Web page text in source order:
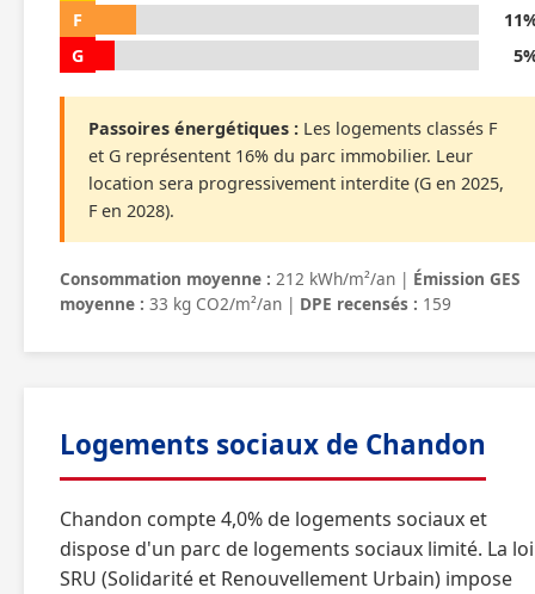
F
G
Passoires énergétiques : Les logements classés F
et G représentent 16% du parc immobilier. Leur
location sera progressivement interdite (G en 2025,
F en 2028).
Consommation moyenne : 212 kWh/m²/an | Émission GES
moyenne : 33 kg CO2/m²/an | DPE recensés : 159
Logements sociaux de Chandon
Chandon compte 4,0% de logements sociaux et
dispose d'un parc de logements sociaux limité. La loi
SRU (Solidarité et Renouvellement Urbain) impose